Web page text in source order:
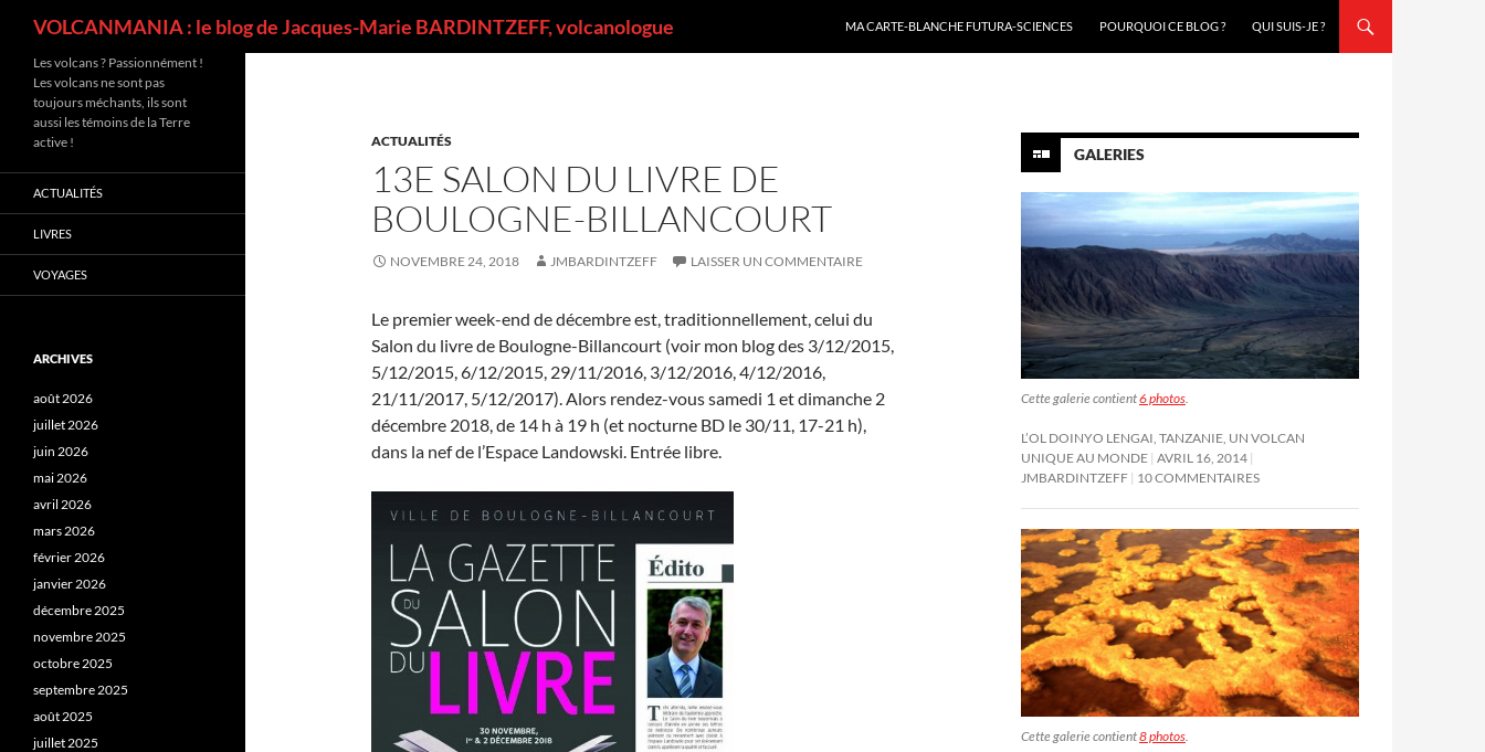
VOLCANMANIA : le blog de Jacques-Marie BARDINTZEFF, volcanologue
MA CARTE-BLANCHE FUTURA-SCIENCES
POURQUOI CE BLOG ? QUI SUIS-JE ?
ACTUALITÉS
13E SALON DU LIVRE DE
BOULOGNE-BILLANCOURT
NOVEMBRE 24, 2018 JMBARDINTZEFF LAISSER UN COMMENTAIRE
Le premier week-end de décembre est, traditionnellement, celui du
Salon du livre de Boulogne-Billancourt (voir mon blog des 3/12/2015,
5/12/2015, 6/12/2015, 29/11/2016, 3/12/2016, 4/12/2016,
21/11/2017, 5/12/2017). Alors rendez-vous samedi 1 et dimanche 2
décembre 2018, de 14 h à 19 h (et nocturne BD le 30/11, 17-21 h),
dans la nef de l’Espace Landowski. Entrée libre.
GALERIES
Cette galerie contient6 photos.
L’OL DOINYO LENGAI, TANZANIE, UN VOLCAN
UNIQUE AU MONDE AVRIL 16, 2014
JMBARDINTZEFF 10 COMMENTAIRES
Cette galerie contient8 photos
Les volcans ? Passionnément !
Les volcans ne sont pas
toujours méchants, ils sont
aussi les témoins de la Terre
active !
ACTUALITÉS
LIVRES
VOYAGES
ARCHIVES
août 2026
juillet 2026
juin 2026
mai 2026
avril 2026
mars 2026
février 2026
janvier 2026
décembre 2025
novembre 2025
octobre 2025
septembre 2025
août 2025
juillet 2025